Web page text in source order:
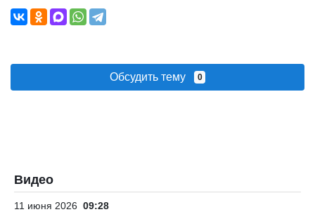
Обсудить тему 0
Видео
11 июня 2026 09:28